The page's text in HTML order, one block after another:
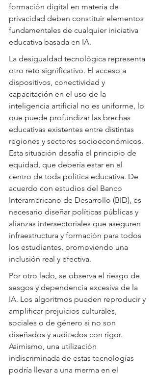
formación digital en materia de
privacidad deben constituir elementos
fundamentales de cualquier iniciativa
educativa basada en IA.
La desigualdad tecnológica representa
otro reto significativo. El acceso a
dispositivos, conectividad y
capacitación en el uso de la
inteligencia artificial no es uniforme, lo
que puede profundizar las brechas
educativas existentes entre distintas
regiones y sectores socioeconómicos.
Esta situación desafía el principio de
equidad, que debería estar en el
centro de toda política educativa. De
acuerdo con estudios del Banco
Interamericano de Desarrollo (BID), es
necesario diseñar políticas públicas y
alianzas intersectoriales que aseguren
infraestructura y formación para todos
los estudiantes, promoviendo una
inclusión real y efectiva.
Por otro lado, se observa el riesgo de
sesgos y dependencia excesiva de la
IA. Los algoritmos pueden reproducir y
amplificar prejuicios culturales,
sociales o de género si no son
diseñados y auditados con rigor.
Asimismo, una utilización
indiscriminada de estas tecnologías
podría llevar a una merma en el